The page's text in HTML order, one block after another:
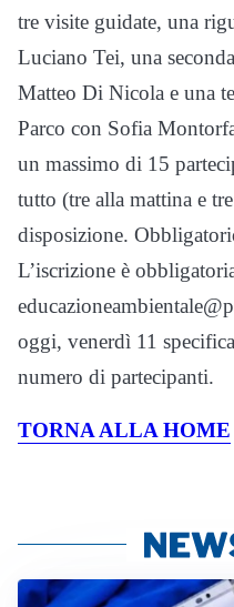
tre visite guidate, una
Luciano Tei, una
Matteo Di Nicola e una
Parco con Sofia
un massimo di 15
tutto (tre alla mattina e
disposizione.
L’iscrizione è
oggi, venerdì 11
numero di partecipanti.
TORNA ALLA HOME